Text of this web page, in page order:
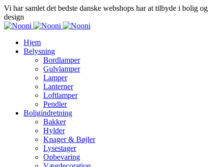
Vi har samlet det bedste danske webshops har at tilbyde i bolig og
design
Hjem
Belysning
Bordlamper
Gulvlamper
Lamper
Lanterner
Loftlamper
Pendler
Boligindretning
Bakker
Hylder
Knager & Bøjler
Lysestager
Opbevaring